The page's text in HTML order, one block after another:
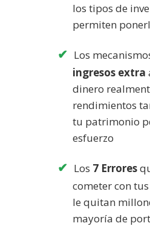
los tipos de
permiten
Los
ingresos extra
dinero
rendimientos
tu patrimonio
esfuerzo
Los 7 Errores
cometer con
le quitan
mayoría de